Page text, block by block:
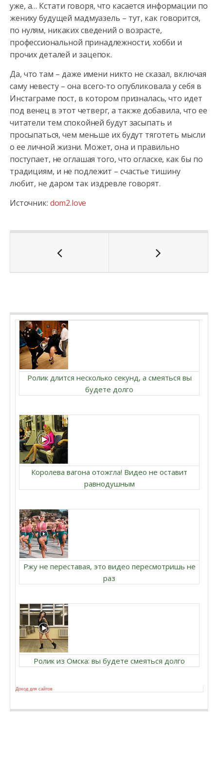
уже, а… Кстати говоря, что касается информации по
жениху будущей мадмуазель – тут, как говорится,
по нулям, никаких сведений о возрасте,
профессиональной принадлежности, хобби и
прочих деталей и зацепок.
Да, что там – даже имени никто не сказал, включая
саму невесту – она всего-то опубликовала у себя в
Инстаграме пост, в котором призналась, что идет
под венец в этот четверг, а также добавила, что ее
читатели тем спокойней будут засыпать и
просыпаться, чем меньше их будут тяготеть мысли
о ее личной жизни. Может, она и правильно
поступает, не оглашая того, что огласке, как бы по
традициям, и не подлежит – счастье тишину
любит, не даром так издревле говорят.
Источник: dom2.love
Ролик длится несколько секунд, а смеяться вы
будете долго
Королева вагона отожгла! Видео не оставит
равнодушным
Ржу не переставая, это видео пересмотришь не
раз
Ролик из Омска: вы будете смеяться долго
Доход для сайтов